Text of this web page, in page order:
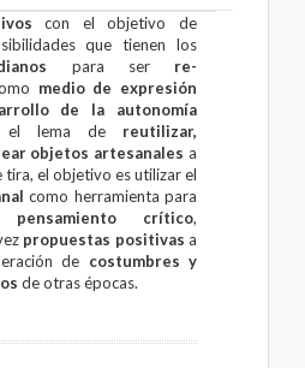
con el objetivo de
que tienen los
para ser re-
medio de expresión
de la autonomía
el lema de reutilizar,
objetos artesanales a
tira, el objetivo es utilizar el
como herramienta para
pensamiento crítico,
propuestas positivas a
de costumbres y
de otras épocas.